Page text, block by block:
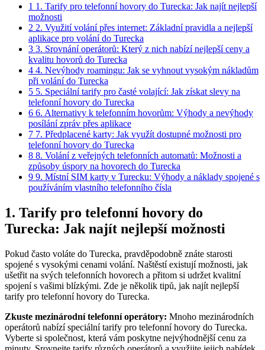
1 1. Tarify pro telefonní hovory do Turecka: Jak najít nejlepší
možnosti
2 2. Využití volání přes internet: Základní pravidla a nejlepší
aplikace pro volání do Turecka
3 3. Srovnání operátorů: Který z nich nabízí nejlepší ceny a
kvalitu hovorů do Turecka
4 4. Nevýhody roamingu: Jak se vyhnout vysokým nákladům
při volání do Turecka
5 5. Speciální tarify pro časté volající: Jak získat slevy na
telefonní hovory do Turecka
6 6. Alternativy k telefonním hovorům: Výhody a nevýhody
posílání zpráv přes aplikace
7 7. Předplacené karty: Jak využít dostupné možnosti pro
telefonní hovory do Turecka
8 8. Volání z veřejných telefonních automatů: Možnosti a
způsoby úspory na hovorech do Turecka
9 9. Místní SIM karty v Turecku: Výhody a náklady spojené s
používáním vlastního telefonního čísla
1. Tarify pro telefonní hovory do
Turecka: Jak najít nejlepší možnosti
Pokud často voláte do Turecka, pravděpodobně znáte starosti
spojené s vysokými cenami volání. Naštěstí existují možnosti, jak
ušetřit na svých telefonních hovorech a přitom si udržet kvalitní
spojení s vašimi blízkými. Zde je několik tipů, jak najít nejlepší
tarify pro telefonní hovory do Turecka.
Zkuste mezinárodní telefonní operátory: Mnoho mezinárodních
operátorů nabízí speciální tarify pro telefonní hovory do Turecka.
Vyberte si společnost, která vám poskytne nejvýhodnější cenu za